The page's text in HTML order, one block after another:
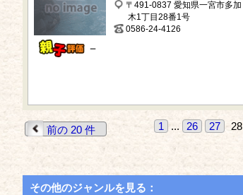
－
〒491-0837 愛知県一宮市多加
木1丁目28番1号
0586-24-4126
前の 20 件 1 ... 26 27 28
その他のジャンルを見る：